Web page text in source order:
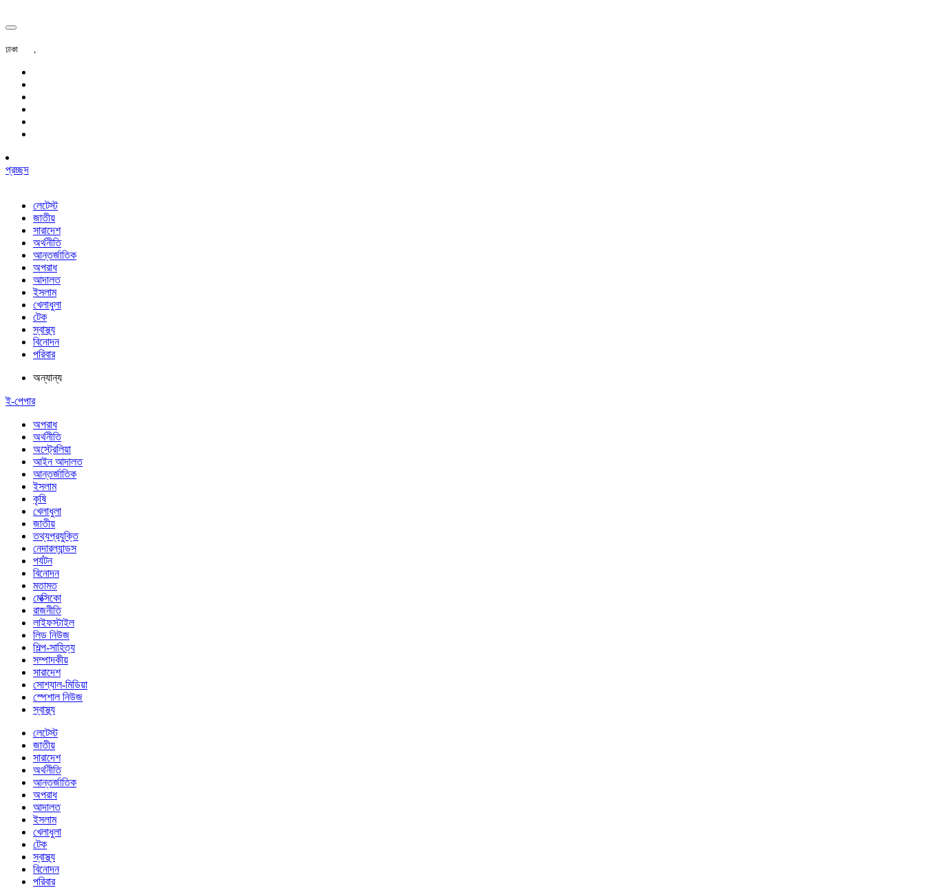
ঢাকা ,
প্রচ্ছদ
লেটেস্ট
জাতীয়
সারাদেশ
অর্থনীতি
আন্তর্জাতিক
অপরাধ
আদালত
ইসলাম
খেলাধুলা
টেক
স্বাস্থ্য
বিনোদন
পরিবার
অন্যান্য
ই-পেপার
অপরাধ
অর্থনীতি
অস্ট্রেলিয়া
আইন আদালত
আন্তর্জাতিক
ইসলাম
কৃষি
খেলাধুলা
জাতীয়
তথ্যপ্রযুক্তি
নেদারল্যান্ডস
পর্যটন
বিনোদন
মতামত
মেক্সিকো
রাজনীতি
লাইফস্টাইল
লিড নিউজ
শিল্প-সাহিত্য
সম্পাদকীয়
সারাদেশ
সোশ্যাল-মিডিয়া
স্পেশাল নিউজ
স্বাস্থ্য
লেটেস্ট
জাতীয়
সারাদেশ
অর্থনীতি
আন্তর্জাতিক
অপরাধ
আদালত
ইসলাম
খেলাধুলা
টেক
স্বাস্থ্য
বিনোদন
পরিবার